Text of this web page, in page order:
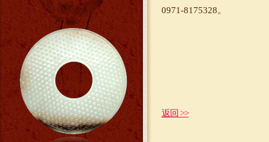
0971-8175328。
返回 >>